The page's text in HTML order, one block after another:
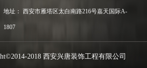
地址： 西安市雁塔区太白南路216号嘉天国际A-
1807
2018 西安兴唐装饰工程有限公司